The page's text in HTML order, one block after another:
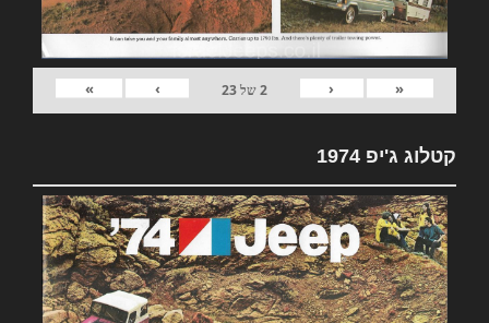
«
‹
2של23
›
»
קטלוג ג'יפ 1974